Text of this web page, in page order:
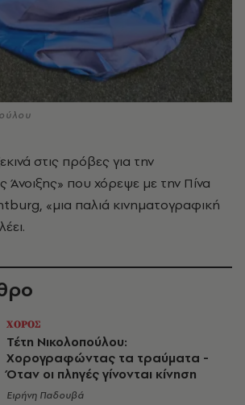
στις πρόβες για την
Άνοιξης» που χόρεψε με την Πίνα
«μια παλιά κινηματογραφική
ΧΟΡΟΣ
Τέτη Νικολοπούλου:
Χορογραφώντας τα τραύματα -
Όταν οι πληγές γίνονται κίνηση
Ειρήνη Παδουβά